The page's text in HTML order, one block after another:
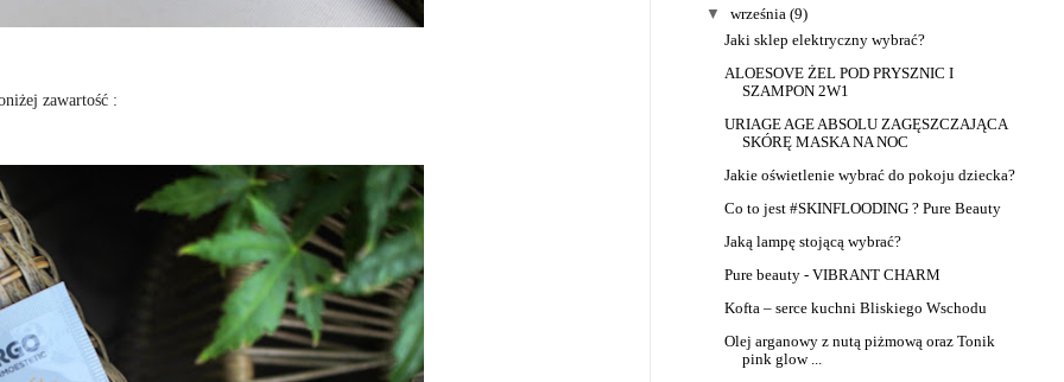
zawartość :
▼
września (9)
Jaki sklep elektryczny wybrać?
ALOESOVE ŻEL POD PRYSZNIC I
SZAMPON 2W1
URIAGE AGE ABSOLU ZAGĘSZCZAJĄCA
SKÓRĘ MASKA NA NOC
Jakie oświetlenie wybrać do pokoju dziecka?
Co to jest #SKINFLOODING ? Pure Beauty
Jaką lampę stojącą wybrać?
Pure beauty - VIBRANT CHARM
Kofta – serce kuchni Bliskiego Wschodu
Olej arganowy z nutą piżmową oraz Tonik
pink glow ...